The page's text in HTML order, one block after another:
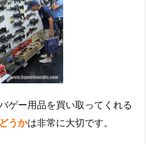
ゲー用品を買い取ってくれる
うかは非常に大切です。